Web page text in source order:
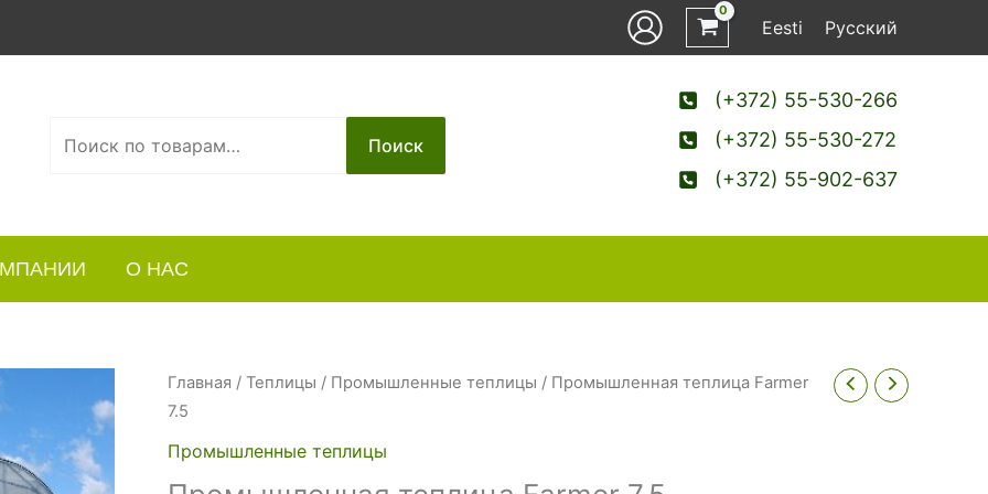
Eesti Русский
Поиск
(+372) 55-530-266
(+372) 55-530-272
(+372) 55-902-637
О НАС
Главная / Теплицы / Промышленные теплицы / Промышленная теплица Farmer
7.5
Промышленные теплицы